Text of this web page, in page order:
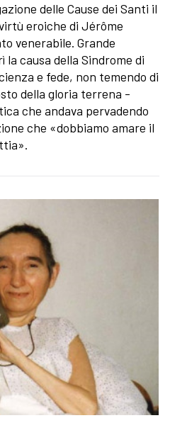
delle Cause dei Santi il
eroiche di Jérôme
venerabile. Grande
causa della Sindrome di
e fede, non temendo di
della gloria terrena -
che andava pervadendo
che «dobbiamo amare il